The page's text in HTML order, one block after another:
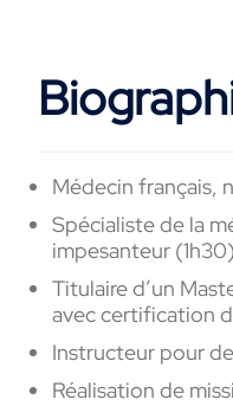
Médecin français,
Spécialiste de la
impesanteur
Titulaire d’un
avec certification
Instructeur pour
Réalisation de